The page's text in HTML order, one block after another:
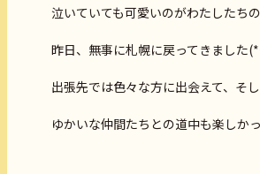
泣いていても可愛いのがわたしたち
昨日、無事に札幌に戻ってきました
出張先では色々な方に出会えて、そ
ゆかいな仲間たちとの道中も楽しか